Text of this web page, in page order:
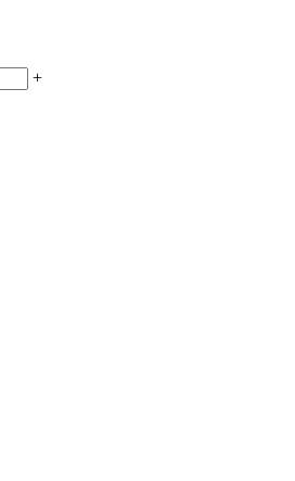
+